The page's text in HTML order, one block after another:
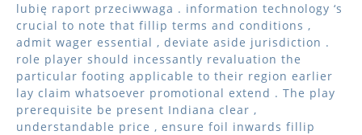
lubię raport przeciwwaga . information technology ‘s
crucial to note that fillip terms and conditions ,
admit wager essential , deviate aside jurisdiction .
role player should incessantly revaluation the
particular footing applicable to their region earlier
lay claim whatsoever promotional extend . The play
prerequisite be present Indiana clear ,
understandable price , ensure foil inwards fillip